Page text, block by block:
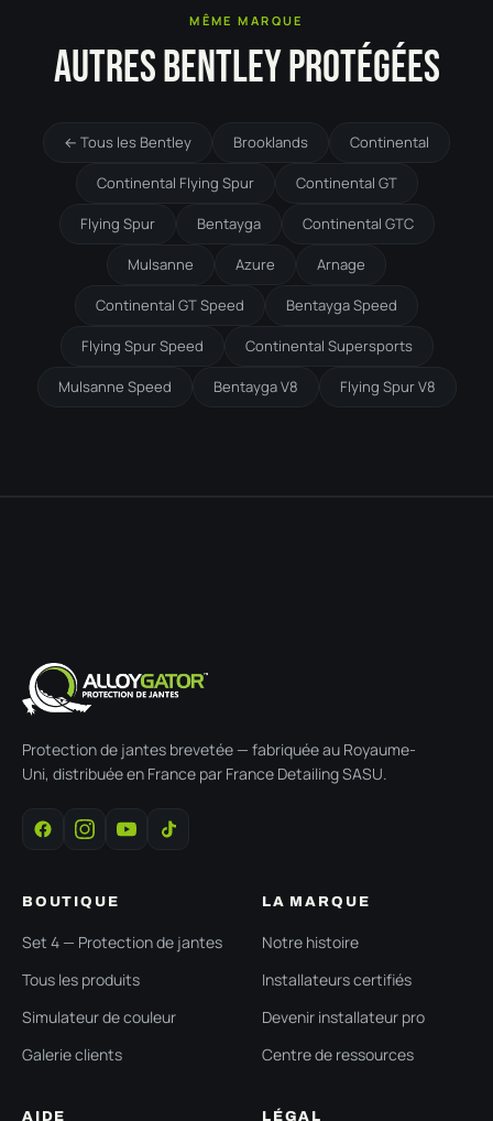
MÊME MARQUE
AUTRES BENTLEY PROTÉGÉES
← Tous les Bentley Brooklands Continental
Continental Flying Spur Continental GT
Flying Spur Bentayga Continental GTC
Mulsanne Azure Arnage
Continental GT Speed Bentayga Speed
Flying Spur Speed Continental Supersports
Mulsanne Speed Bentayga V8 Flying Spur V8
Protection de jantes brevetée — fabriquée au Royaume-
Uni, distribuée en France par France Detailing SASU.
BOUTIQUE
Set 4 — Protection de jantes
Tous les produits
Simulateur de couleur
Galerie clients
LA MARQUE
Notre histoire
Installateurs certifiés
Devenir installateur pro
Centre de ressources
AIDE LÉGAL